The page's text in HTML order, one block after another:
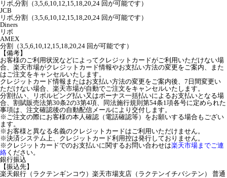
リボ,分割（3,5,6,10,12,15,18,20,24 回が可能です）
JCB
リボ,分割（3,5,6,10,12,15,18,20,24 回が可能です）
Diners
リボ
AMEX
分割（3,5,6,10,12,15,18,20,24 回が可能です）
【備考】
お客様のご利用状況などによってクレジットカードがご利用いただけない場
合、楽天市場がクレジットカード情報やお支払い方法の変更をご案内、また
はご注文をキャンセルいたします。
クレジットカード情報またはお支払い方法の変更をご案内後、7日間変更い
ただけない場合、楽天市場が自動でご注文をキャンセルいたします。
分割払い、リボルビング払い又はボーナス一括払いによるお支払いとなる場
合、割賦販売法第30条2の3第4項、同法施行規則第54条1項各号に定められた
事項は、注文確認後の自動配信メールにより交付します。
※ご注文の際にお客様の本人確認（電話確認等）をお願いする場合もござい
ます。
※お客様と異なる名義のクレジットカードはご利用いただけません。
※決済システム上、クレジットカード利用控は発行しておりません。
※クレジットカードでのお支払いに関するお問い合わせは楽天市場までご連
絡 ください。
銀行振込
【振込先】
楽天銀行（ラクテンギンコウ）楽天市場支店（ラクテンイチバシテン） 普通